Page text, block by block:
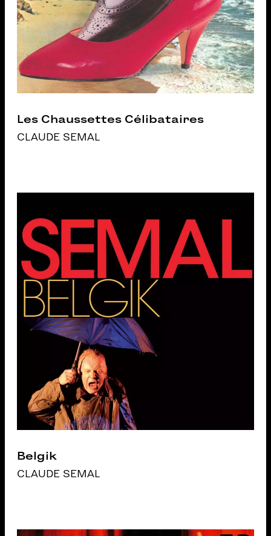
Les Chaussettes Célibataires
CLAUDE SEMAL
Belgik
CLAUDE SEMAL